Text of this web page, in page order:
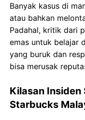
Banyak kasus di
atau bahkan
Padahal, kritik dari
emas untuk belajar
yang buruk dan
bisa merusak
Kilasan Insiden
Starbucks